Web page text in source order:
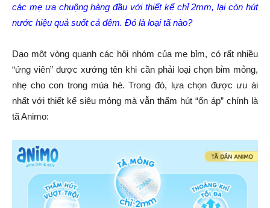
các mẹ ưa chuộng hàng đầu với thiết kế chỉ 2mm, lại còn hút
nước hiệu quả suốt cả đêm. Đó là loại tã nào?
Dạo một vòng quanh các hội nhóm của mẹ bỉm, có rất nhiều
“ứng viên” được xướng tên khi cần phải loại chọn bỉm mỏng,
nhẹ cho con trong mùa hè. Trong đó, lựa chọn được ưu ái
nhất với thiết kế siêu mỏng mà vẫn thấm hút “ổn áp” chính là
tã Animo: